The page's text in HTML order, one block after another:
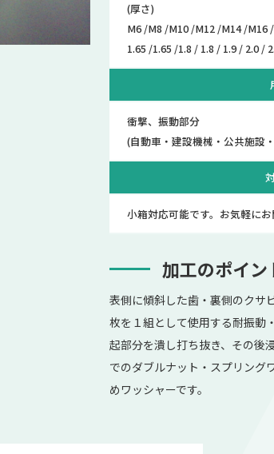
(厚さ)
M6 /M8 /M10 /M12 /M14 /M16
1.65 /1.65 /1.8 / 1.8 / 1.9 / 2.0 /
衝撃、振動部分
(自動車・建設機械・公共施設
小箱対応可能です。お気軽にお
加工のポイン
表側に傾斜した歯・裏側のクサ
枚を１組として使用する耐振動
起部分を潰し打ち抜き、その後
でのダブルナット・スプリング
めワッシャーです。